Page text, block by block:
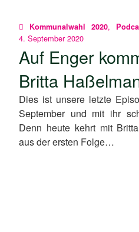
Kommunalwahl 2020,
4. September 2020
Auf Enger
Britta
Dies ist unsere letzte
September und mit ihr
Denn heute kehrt mit
aus der ersten Folge…